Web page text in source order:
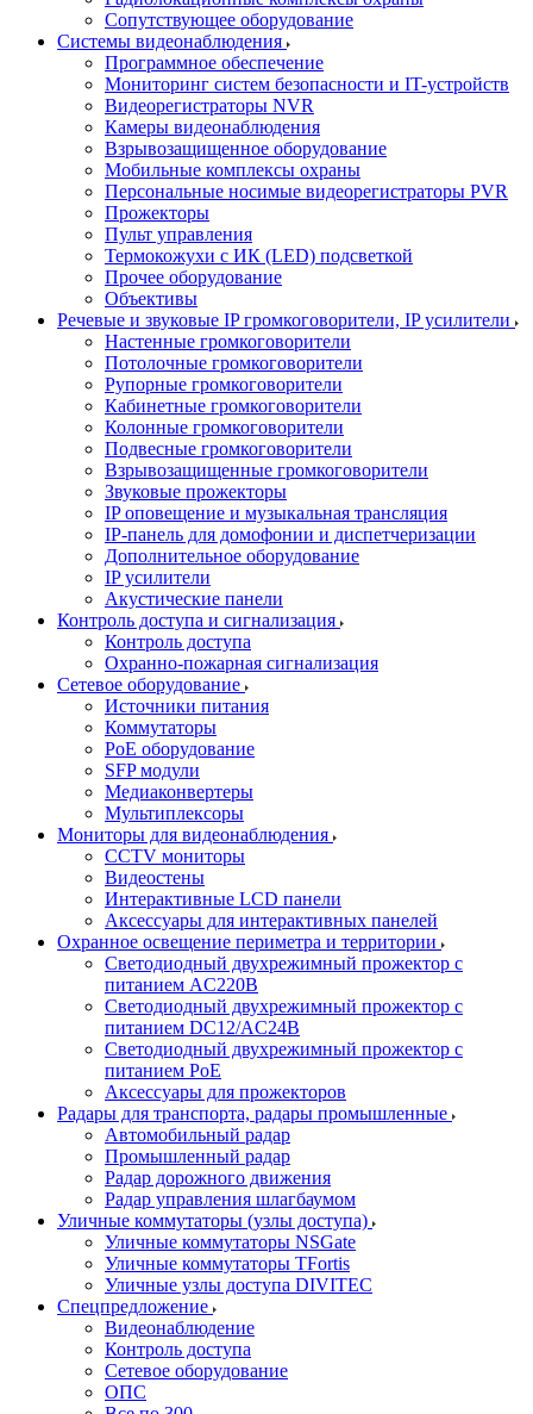
Сопутствующее оборудование
Системы видеонаблюдения
Программное обеспечение
Мониторинг систем безопасности и IT-устройств
Видеорегистраторы NVR
Камеры видеонаблюдения
Взрывозащищенное оборудование
Мобильные комплексы охраны
Персональные носимые видеорегистраторы PVR
Прожекторы
Пульт управления
Термокожухи с ИК (LED) подсветкой
Прочее оборудование
Объективы
Речевые и звуковые IP громкоговорители, IP усилители
Настенные громкоговорители
Потолочные громкоговорители
Рупорные громкоговорители
Кабинетные громкоговорители
Колонные громкоговорители
Подвесные громкоговорители
Взрывозащищенные громкоговорители
Звуковые прожекторы
IP оповещение и музыкальная трансляция
IP-панель для домофонии и диспетчеризации
Дополнительное оборудование
IP усилители
Акустические панели
Контроль доступа и сигнализация
Контроль доступа
Охранно-пожарная сигнализация
Сетевое оборудование
Источники питания
Коммутаторы
PoE оборудование
SFP модули
Медиаконвертеры
Мультиплексоры
Мониторы для видеонаблюдения
CCTV мониторы
Видеостены
Интерактивные LCD панели
Аксессуары для интерактивных панелей
Охранное освещение периметра и территории
Светодиодный двухрежимный прожектор с
питанием AC220В
Светодиодный двухрежимный прожектор с
питанием DC12/AC24В
Светодиодный двухрежимный прожектор с
питанием PoE
Аксессуары для прожекторов
Радары для транспорта, радары промышленные
Автомобильный радар
Промышленный радар
Радар дорожного движения
Радар управления шлагбаумом
Уличные коммутаторы (узлы доступа)
Уличные коммутаторы NSGate
Уличные коммутаторы TFortis
Уличные узлы доступа DIVITEC
Спецпредложение
Видеонаблюдение
Контроль доступа
Сетевое оборудование
ОПС